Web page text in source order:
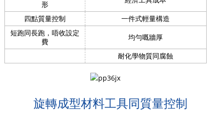
形
四點質量控制
一件式輕量構造
短跑同長跑，唔收設定
費
均勻嘅牆厚
耐化學物質同腐蝕
旋轉成型材料工具同質量控制